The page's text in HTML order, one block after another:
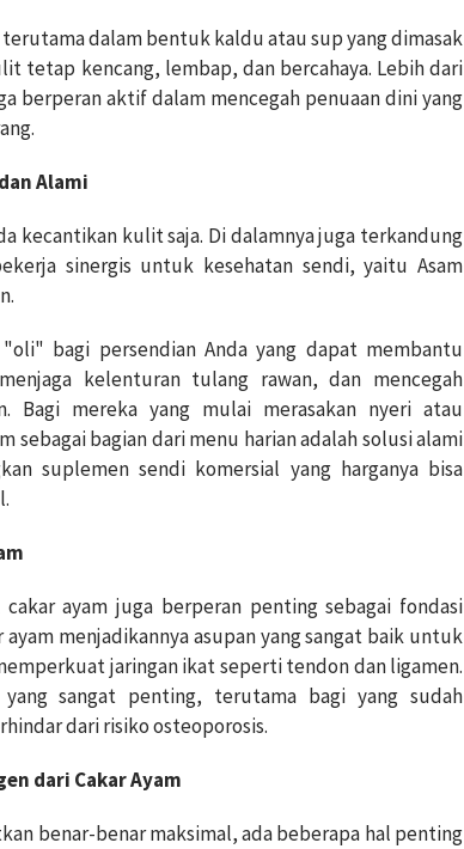
dalam bentuk kaldu atau sup yang dimasak
tetap kencang, lembap, dan bercahaya. Lebih dari
berperan aktif dalam mencegah penuaan dini yang
Alami
kecantikan kulit saja. Di dalamnya juga terkandung
sinergis untuk kesehatan sendi, yaitu Asam
bagi persendian Anda yang dapat membantu
kelenturan tulang rawan, dan mencegah
Bagi mereka yang mulai merasakan nyeri atau
sebagai bagian dari menu harian adalah solusi alami
suplemen sendi komersial yang harganya bisa
ayam juga berperan penting sebagai fondasi
menjadikannya asupan yang sangat baik untuk
jaringan ikat seperti tendon dan ligamen.
sangat penting, terutama bagi yang sudah
dari risiko osteoporosis.
dari Cakar Ayam
benar-benar maksimal, ada beberapa hal penting